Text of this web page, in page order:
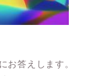
お答えします。